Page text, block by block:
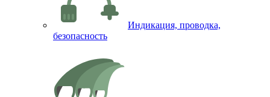
Индикация, проводка,
безопасность